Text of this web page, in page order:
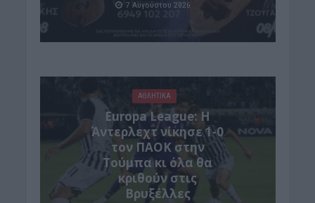
7 Αυγούστου 2026
ΑΘΛΗΤΙΚΑ
Europa League: Η
Άντερλεχτ νίκησε 1-0
τον ΠΑΟΚ στην
Τούμπα κι όλα θα
κριθούν στις
Βρυξέλλες